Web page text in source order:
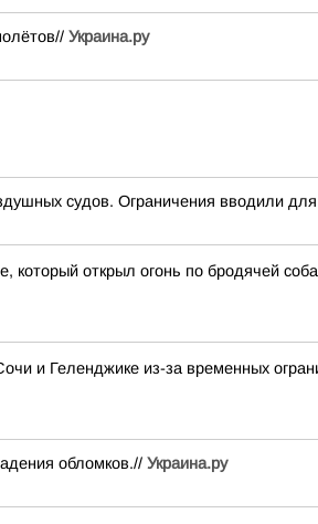
Украина.ру
судов. Ограничения вводили для
который открыл огонь по бродячей
и Геленджике из-за временных
обломков.// Украина.ру